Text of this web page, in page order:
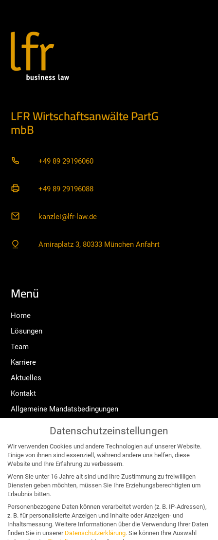
LFR Wirtschaftsanwälte PartG
mbB
+49 89 29196060
+49 89 29196088
kanzlei@lfr-law.de
Amiraplatz 3, 80333 München Anfahrt
Menü
Home
Lösungen
Team
Karriere
Aktuelles
Kontakt
Allgemeine Mandatsbedingungen
Datenschutzerklärung
Angebote für:
Unternehmen & Organisation
Business & Wettbewerb
Konflikt & Krise
Datenschutzeinstellungen
Wir verwenden Cookies und andere Technologien auf unserer Website.
Einige von ihnen sind essenziell, während andere uns helfen, diese
Website und Ihre Erfahrung zu verbessern.
Wenn Sie unter 16 Jahre alt sind und Ihre Zustimmung zu freiwilligen
Diensten geben möchten, müssen Sie Ihre Erziehungsberechtigten um
Erlaubnis bitten.
Personenbezogene Daten können verarbeitet werden (z. B. IP-Adressen),
z. B. für personalisierte Anzeigen und Inhalte oder Anzeigen- und
Inhaltsmessung. Weitere Informationen über die Verwendung Ihrer Daten
finden Sie in unserer Datenschutzerklärung. Sie können Ihre Auswahl